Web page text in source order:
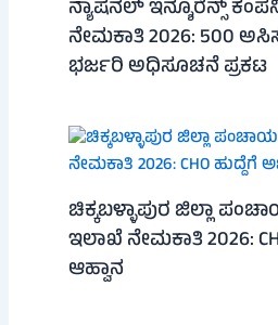
ನ್ಯಾಷನಲ್ ಇನ್ಶೂರೆನ್ಸ್
ನೇಮಕಾತಿ 2026: 500
ಭರ್ಜರಿ ಅಧಿಸೂಚನೆ ಪ್ರಕಟ
ಚಿಕ್ಕಬಳ್ಳಾಪುರ ಜಿಲ್ಲಾ
ಇಲಾಖೆ ನೇಮಕಾತಿ 2026:
ಆಹ್ವಾನ